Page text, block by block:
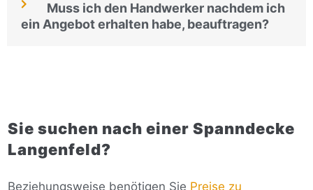
Muss ich den Handwerker nachdem ich
ein Angebot erhalten habe, beauftragen?
Sie suchen nach einer Spanndecke
Langenfeld?
Beziehungsweise benötigen Sie Preise zu